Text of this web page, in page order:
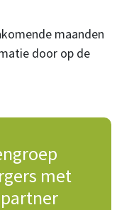
maanden
door op de
met